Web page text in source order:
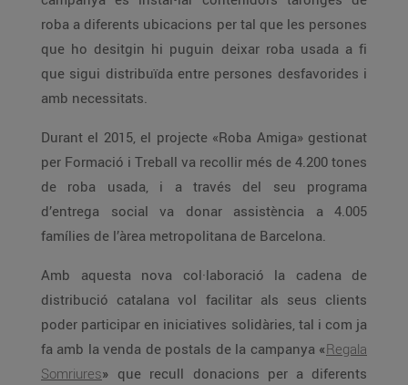
roba a diferents ubicacions per tal que les persones
que ho desitgin hi puguin deixar roba usada a fi
que sigui distribuïda entre persones desfavorides i
amb necessitats.
Durant el 2015, el projecte «Roba Amiga» gestionat
per Formació i Treball va recollir més de 4.200 tones
de roba usada, i a través del seu programa
d’entrega social va donar assistència a 4.005
famílies de l’àrea metropolitana de Barcelona.
Amb aquesta nova col·laboració la cadena de
distribució catalana vol facilitar als seus clients
poder participar en iniciatives solidàries, tal i com ja
fa amb la venda de postals de la campanya «Regala
Somriures» que recull donacions per a diferents